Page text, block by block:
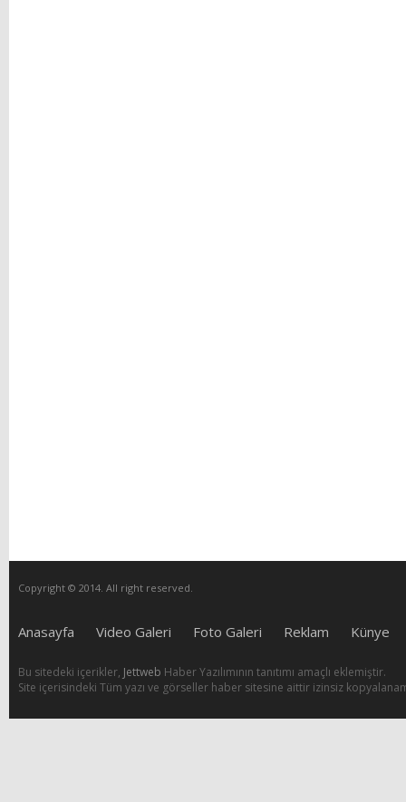
Copyright © 2014. All right reserved.
Anasayfa Video Galeri Foto Galeri Reklam Künye
Bu sitedeki içerikler, Jettweb Haber Yazılımının tanıtımı amaçlı eklemiştir.
Site içerisindeki Tüm yazı ve görseller haber sitesine aittir izinsiz